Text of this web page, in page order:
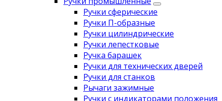
Ручки сферические
Ручки П-образные
Ручки цилиндрические
Ручки лепестковые
Ручка барашек
Ручки для технических дверей
Ручки для станков
Рычаги зажимные
Ручки с индикаторами положения